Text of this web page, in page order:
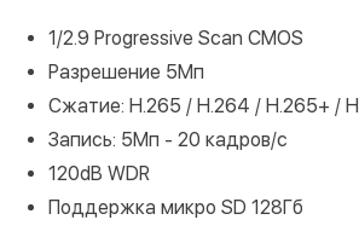
1/2.9 Progressive Scan CMOS
Разрешение 5Мп
Сжатие: H.265 / H.264 / H.265+ /
Запись: 5Мп - 20 кадров/с
120dB WDR
Поддержка микро SD 128Гб